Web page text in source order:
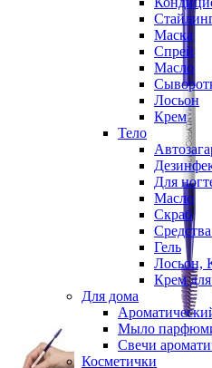
Маска
Спрей
Масло
Лосьон
Крем
Тело
Для
Масло
Скраб
Гель
Лосьон,
Крем
Для дома
Мыло
Свечи
Косметички